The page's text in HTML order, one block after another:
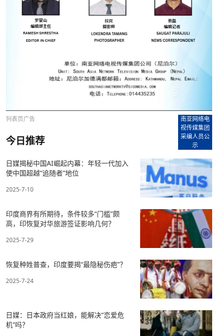
列表页广告
南亚网络电
视传媒集团
采编人员公
示
今日推荐
日媒揭秘中国AI崛起内幕：年轻一代加入
使中国超越“追随者”地位
2025-7-10
印度商界有所期待，条件较多“门槛”颇
高，印恢复对华旅游签证影响几何？
2025-7-29
恢复种姓普查，印度要揭“最隐秘伤疤”？
2025-7-24
日媒：日本政府当红娘，能解决“恋爱危
机”吗？